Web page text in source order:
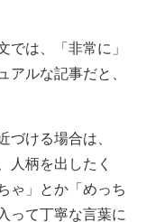
では、「非常に」
アルな記事だと、
づける場合は、
人柄を出したく
ゃ」とか「めっち
って丁寧な言葉に